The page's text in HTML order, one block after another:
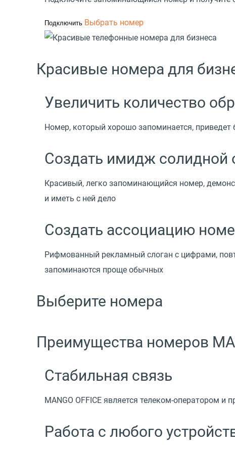
Подключить Выбрать номер
Красивые номера для
Увеличить количество
Номер, который хорошо запоминается,
Создать имидж солидной
Красивый, легко запоминающийся номер,
и иметь c ней дело
Создать ассоциацию
Рифмованный рекламный слоган с цифрами,
запоминаются проще обычных
Выберите номера
Преимущества номеров
Стабильная связь
MANGO OFFICE является телеком-оператором и
Работа с любого